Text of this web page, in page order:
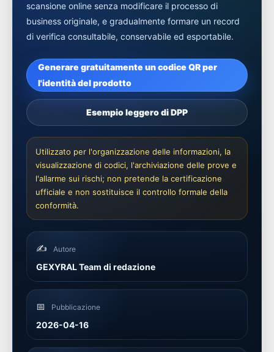
scansione online senza modificare il processo di
business originale, e gradualmente formare un record
di verifica consultabile, conservabile ed esportabile.
Generare gratuitamente un codice QR per
l'identità del prodotto
Esempio leggero di DPP
Utilizzato per l'organizzazione delle informazioni, la
visualizzazione di codici, l'archiviazione delle prove e
l'allarme sui rischi; non pretende la certificazione
ufficiale e non sostituisce il controllo formale della
conformità.
✍️ Autore
GEXYRAL Team di redazione
📅 Pubblicazione
2026-04-16